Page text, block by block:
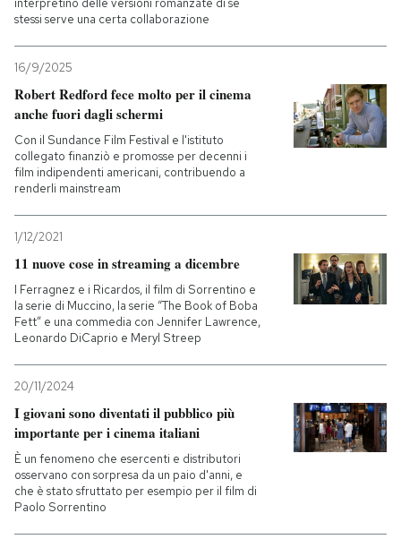
interpretino delle versioni romanzate di se
stessi serve una certa collaborazione
16/9/2025
Robert Redford fece molto per il cinema
anche fuori dagli schermi
Con il Sundance Film Festival e l'istituto
collegato finanziò e promosse per decenni i
film indipendenti americani, contribuendo a
renderli mainstream
1/12/2021
11 nuove cose in streaming a dicembre
I Ferragnez e i Ricardos, il film di Sorrentino e
la serie di Muccino, la serie “The Book of Boba
Fett” e una commedia con Jennifer Lawrence,
Leonardo DiCaprio e Meryl Streep
20/11/2024
I giovani sono diventati il pubblico più
importante per i cinema italiani
È un fenomeno che esercenti e distributori
osservano con sorpresa da un paio d'anni, e
che è stato sfruttato per esempio per il film di
Paolo Sorrentino